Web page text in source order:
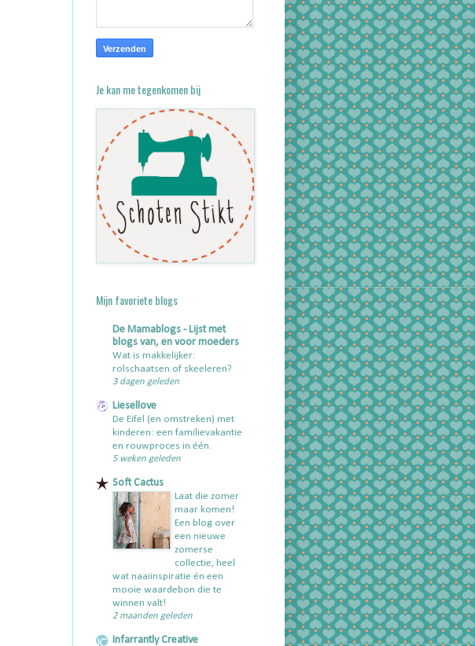
Je kan me tegenkomen bij
Mijn favoriete blogs
De Mamablogs - Lijst met
blogs van, en voor moeders
Wat is makkelijker:
rolschaatsen of skeeleren?
3 dagen geleden
Liesellove
De Eifel (en omstreken) met
kinderen: een familievakantie
en rouwproces in één.
5 weken geleden
Soft Cactus
Laat die zomer
maar komen!
Een blog over
een nieuwe
zomerse
collectie, heel
wat naaiinspiratie én een
mooie waardebon die te
winnen valt!
2 maanden geleden
Infarrantly Creative